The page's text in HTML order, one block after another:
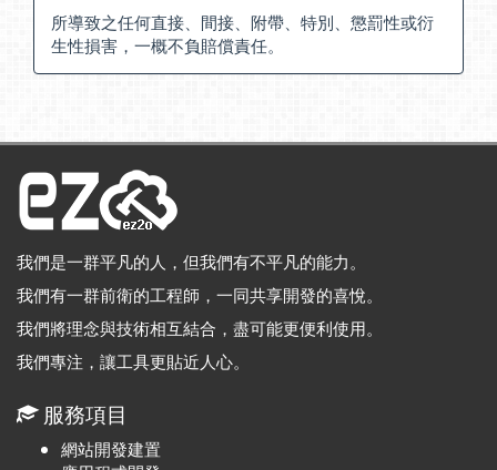
所導致之任何直接、間接、附帶、特別、懲罰性或衍
生性損害，一概不負賠償責任。
我們是一群平凡的人，但我們有不平凡的能力。
我們有一群前衛的工程師，一同共享開發的喜悅。
我們將理念與技術相互結合，盡可能更便利使用。
我們專注，讓工具更貼近人心。
服務項目
網站開發建置